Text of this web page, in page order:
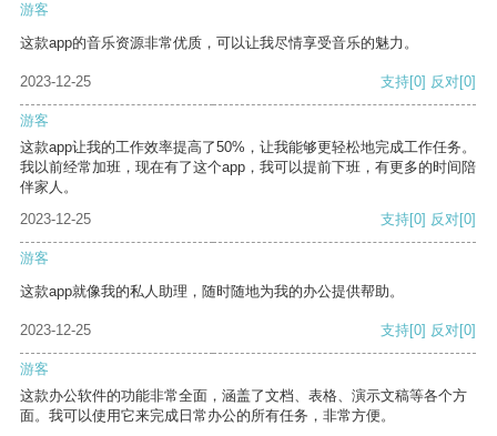
游客
这款app的音乐资源非常优质，可以让我尽情享受音乐的魅力。
2023-12-25 支持[0] 反对[0]
游客
这款app让我的工作效率提高了50%，让我能够更轻松地完成工作任务。
我以前经常加班，现在有了这个app，我可以提前下班，有更多的时间陪
伴家人。
2023-12-25
支持[0] 反对[0]
游客
这款app就像我的私人助理，随时随地为我的办公提供帮助。
2023-12-25 支持[0] 反对[0]
游客
这款办公软件的功能非常全面，涵盖了文档、表格、演示文稿等各个方
面。我可以使用它来完成日常办公的所有任务，非常方便。